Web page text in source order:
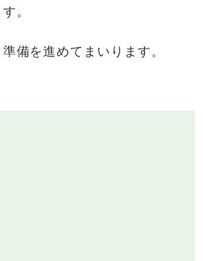
。
備を進めてまいります。